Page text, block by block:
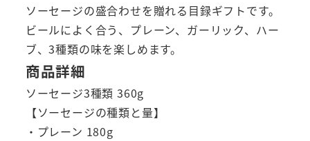
ソーセージの盛合わせを贈れる目録ギフトです。
ビールによく合う、プレーン、ガーリック、ハー
ブ、3種類の味を楽しめます。
商品詳細
ソーセージ3種類 360g
【ソーセージの種類と量】
・プレーン 180g